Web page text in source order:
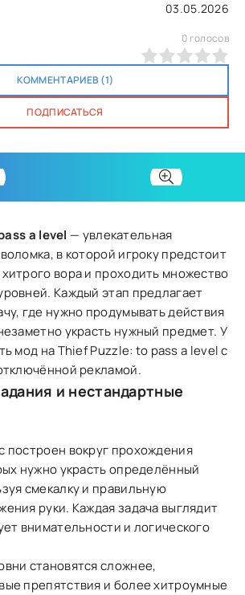
03.05.2026
КОММЕНТАРИЕВ (1)
ПОДПИСАТЬСЯ
0 голосов
a level — увлекательная
в которой игроку предстоит
вора и проходить множество
Каждый этап предлагает
где нужно продумывать действия
украсть нужный предмет. У
мод на Thief Puzzle: to pass a level с
рекламой.
и нестандартные
построен вокруг прохождения
нужно украсть определённый
смекалку и правильную
руки. Каждая задача выглядит
внимательности и логического
становятся сложнее,
препятствия и более хитроумные